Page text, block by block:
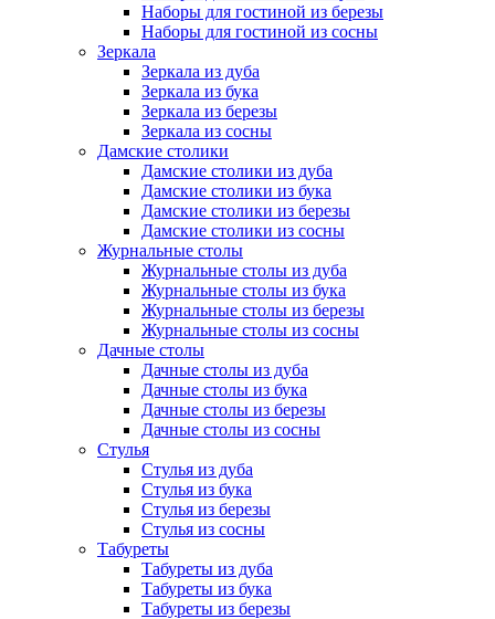
Наборы для гостиной из березы
Наборы для гостиной из сосны
Зеркала
Зеркала из дуба
Зеркала из бука
Зеркала из березы
Зеркала из сосны
Дамские столики
Дамские столики из дуба
Дамские столики из бука
Дамские столики из березы
Дамские столики из сосны
Журнальные столы
Журнальные столы из дуба
Журнальные столы из бука
Журнальные столы из березы
Журнальные столы из сосны
Дачные столы
Дачные столы из дуба
Дачные столы из бука
Дачные столы из березы
Дачные столы из сосны
Стулья
Стулья из дуба
Стулья из бука
Стулья из березы
Стулья из сосны
Табуреты
Табуреты из дуба
Табуреты из бука
Табуреты из березы